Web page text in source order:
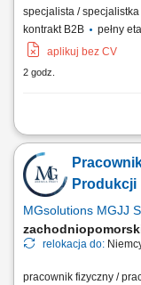
specjalista /
kontrakt B2B
pełny
aplikuj bez CV
2 godz.
Opis stanowiska:
zgodnie z zakresem
relacji z klientami oraz
nowoczesnych narzędzi
Udział w...
Produkcji
MGsolutions MGJJ
relokacja do:
pracownik fizyczny /